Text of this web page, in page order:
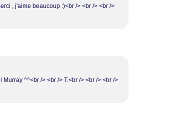
, j'aime beaucoup :)<br /> <br /> <br />
^^<br /> <br /> T.<br /> <br /> <br />